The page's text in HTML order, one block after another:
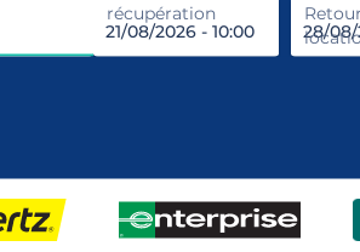
récupération Entrez le lieu